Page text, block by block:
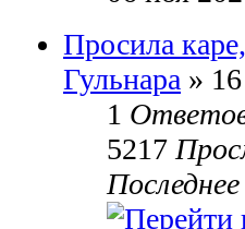
Просила
Гульнара »
1
5217